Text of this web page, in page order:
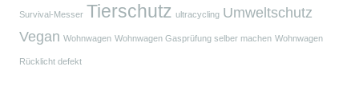
Survival-Messer Tierschutz ultracycling Umweltschutz
Vegan Wohnwagen Wohnwagen Gasprüfung selber machen Wohnwagen
Rücklicht defekt